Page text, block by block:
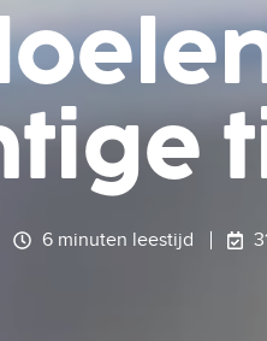
6 minuten leestijd